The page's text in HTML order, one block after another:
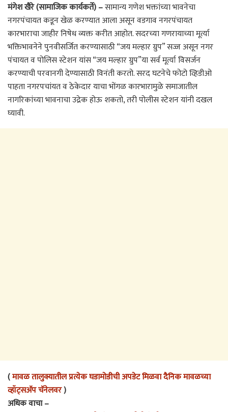
मंगेश खैरे (सामाजिक कार्यकर्ते) –सामान्य गणेश भक्तांच्या भावनेचा
नगरपंचायत कडून खेळ करण्यात आला असून वडगाव नगरपंचायत
कारभाराचा जाहीर निषेध व्यक्त करीत आहोत. सदरच्या गणरायाच्या मूर्त्या
भक्तिभावनेने पुनवीसर्जित करण्यासाठी “जय मल्हार ग्रुप” सज्ज असून नगर
पंचायत व पोलिस स्टेशन यांस “जय मल्हार ग्रुप”या सर्व मूर्त्या विसर्जन
करण्याची परवानगी देण्यासाठी विनंती करतो. सरद घटनेचे फोटो व्हिडीओ
पाहता नगरपचांयत व ठेकेदार याचा भोंगळ कारभारामुळे समाजातील
नागरिकांच्या भावनाचा उद्रेक होऊ शकतो, तरी पोलीस स्टेशन यांनी दखल
घ्यावी.
(मावळ तालुक्यातील प्रत्येक घडामोडीची अपडेट मिळवा दैनिक मावळच्या
व्हॉट्सअ‍ॅप चॅनेलवर)
अधिक वाचा –